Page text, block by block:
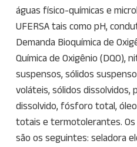
águas físico-químicas e
UFERSA tais como pH,
Demanda Bioquímica de
Química de Oxigênio (DQO),
suspensos, sólidos
voláteis, sólidos dissolvidos,
dissolvido, fósforo total,
totais e termotolerantes.
são os seguintes: seladora